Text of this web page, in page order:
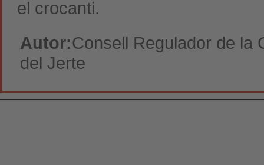
el crocanti.
Autor:Consell Regulador de la
del Jerte